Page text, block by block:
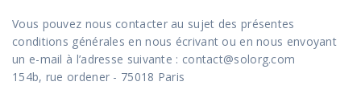
Vous pouvez nous contacter au sujet des présentes
conditions générales en nous écrivant ou en nous envoyant
un e-mail à l’adresse suivante : contact@solorg.com
154b, rue ordener - 75018 Paris